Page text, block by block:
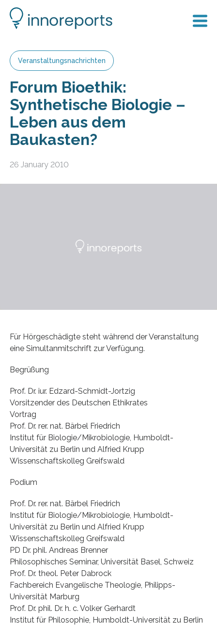
Veranstaltungsnachrichten
Forum Bioethik:
Synthetische Biologie –
Leben aus dem
Baukasten?
26 January 2010
Für Hörgeschädigte steht während der Veranstaltung
eine Simultanmitschrift zur Verfügung.
Begrüßung
Prof. Dr. iur. Edzard-Schmidt-Jortzig
Vorsitzender des Deutschen Ethikrates
Vortrag
Prof. Dr. rer. nat. Bärbel Friedrich
Institut für Biologie/Mikrobiologie, Humboldt-
Universität zu Berlin und Alfried Krupp
Wissenschaftskolleg Greifswald
Podium
Prof. Dr. rer. nat. Bärbel Friedrich
Institut für Biologie/Mikrobiologie, Humboldt-
Universität zu Berlin und Alfried Krupp
Wissenschaftskolleg Greifswald
PD Dr. phil. Andreas Brenner
Philosophisches Seminar, Universität Basel, Schweiz
Prof. Dr. theol. Peter Dabrock
Fachbereich Evangelische Theologie, Philipps-
Universität Marburg
Prof. Dr. phil. Dr. h. c. Volker Gerhardt
Institut für Philosophie, Humboldt-Universität zu Berlin